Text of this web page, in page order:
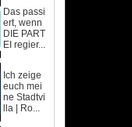
Das passi
ert, wenn
DIE PART
EI regier...
Ich zeige
euch mei
ne Stadtvi
lla | Ro...